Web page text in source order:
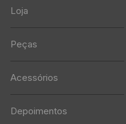
Loja
Peças
Acessórios
Depoimentos